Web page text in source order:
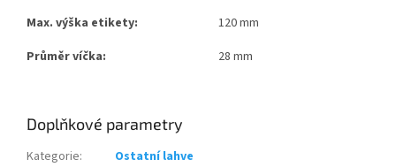
Max. výška etikety:
120 mm
Průměr víčka:
28 mm
Doplňkové parametry
Kategorie:
Ostatní lahve